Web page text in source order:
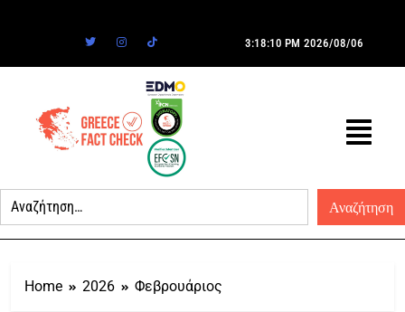
3:18:10 PM 2026/08/06
Home 2026 Φεβρουάριος